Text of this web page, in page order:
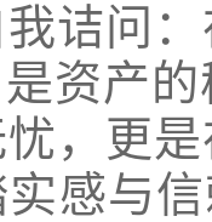
诘问
是资产
，更
感与